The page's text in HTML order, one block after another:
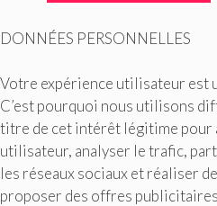
DONNÉES PERSONNELLES
Votre expérience utilisateur est
C’est pourquoi nous utilisons
titre de cet intérêt légitime
utilisateur, analyser le trafic,
les réseaux sociaux et réaliser
proposer des offres